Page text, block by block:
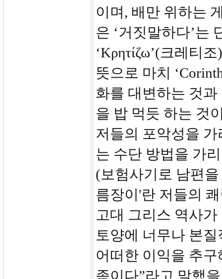
이며, 배만 위하는
은 ‘거짓말하다’는
‘Κρητίζω’(크레티
뜻으로 마치
화를 대변하는 것
을 밥 먹듯 하는 것
저들의 포악성을
는 수단 방법을 가
(보험사기로 남편
름장이'란 저들의
고대 그리스 역사
토양에 너무나 본
어떠한 이익을 추
족이다”라고 말했